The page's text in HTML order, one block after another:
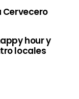
Cervecero
hour y
locales